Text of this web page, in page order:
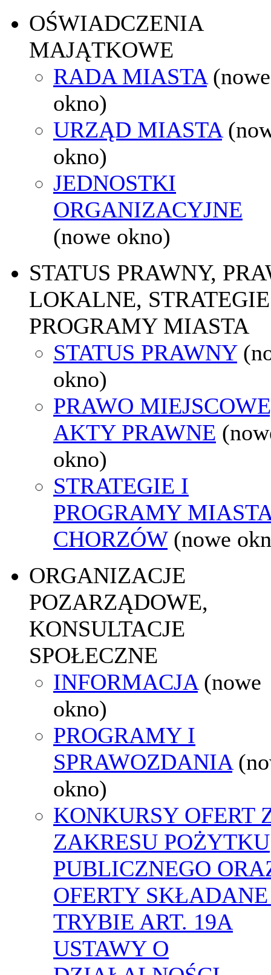
OŚWIADCZENIA
MAJĄTKOWE
RADA MIASTA (nowe
okno)
URZĄD MIASTA
okno)
JEDNOSTKI
ORGANIZACYJNE
(nowe okno)
STATUS PRAWNY,
LOKALNE,
PROGRAMY MIASTA
STATUS PRAWNY
okno)
PRAWO
AKTY PRAWNE
okno)
STRATEGIE I
PROGRAMY
CHORZÓW (nowe
ORGANIZACJE
POZARZĄDOWE,
KONSULTACJE
SPOŁECZNE
INFORMACJA (nowe
okno)
PROGRAMY I
SPRAWOZDANIA
okno)
KONKURSY OFERT
ZAKRESU POŻYTKU
PUBLICZNEGO
OFERTY
TRYBIE ART. 19A
USTAWY O